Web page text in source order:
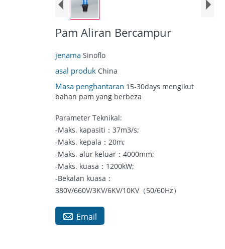
Pam Aliran Bercampur
jenama Sinoflo
asal produk China
Masa penghantaran 15-30days mengikut
bahan pam yang berbeza
Parameter Teknikal:
-Maks. kapasiti：37m3/s;
-Maks. kepala：20m;
-Maks. alur keluar：4000mm;
-Maks. kuasa：1200kW;
-Bekalan kuasa：
380V/660V/3KV/6KV/10KV（50/60Hz）
 Email